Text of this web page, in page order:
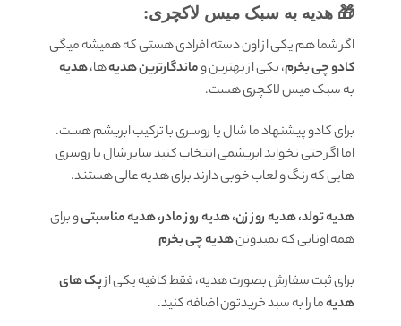
🎁 هدیه به سبک میس لاکچری:
اگر شما هم یکی از اون دسته افرادی هستی که همیشه میگی
کادو چی بخرم، یکی از بهترین وماندگارترین هدیهها،هدیه
به سبک میس لاکچری هست.
برای کادو پیشنهاد ما شال یا روسری با ترکیب ابریشم هست.
اما اگر حتی نخواید ابریشمی انتخاب کنید سایر شال یا روسری
هایی که رنگ و لعاب خوبی دارند برای هدیه عالی هستند.
هدیه تولد، هدیه روز زن، هدیه روز مادر، هدیه مناسبتیو برای
همه اونایی که نمیدوننهدیه چی بخرم
برای ثبت سفارش بصورت هدیه، فقط کافیه یکی ازپک های
هدیهما را به سبد خریدتون اضافه کنید.